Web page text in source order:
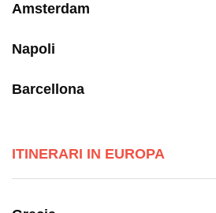
Amsterdam
Napoli
Barcellona
ITINERARI IN EUROPA